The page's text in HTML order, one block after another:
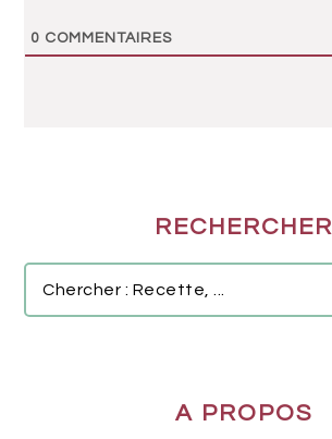
0 COMMENTAIRES
LATÉRALE
PRINCIPALE
RECHERCHER
A PROPOS